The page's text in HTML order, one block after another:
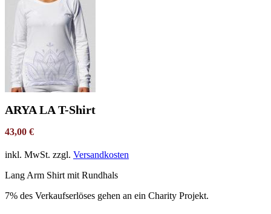
ARYA LA T-Shirt
43,00 €
inkl. MwSt. zzgl. Versandkosten
Lang Arm Shirt mit Rundhals
7% des Verkaufserlöses gehen an ein Charity Projekt.